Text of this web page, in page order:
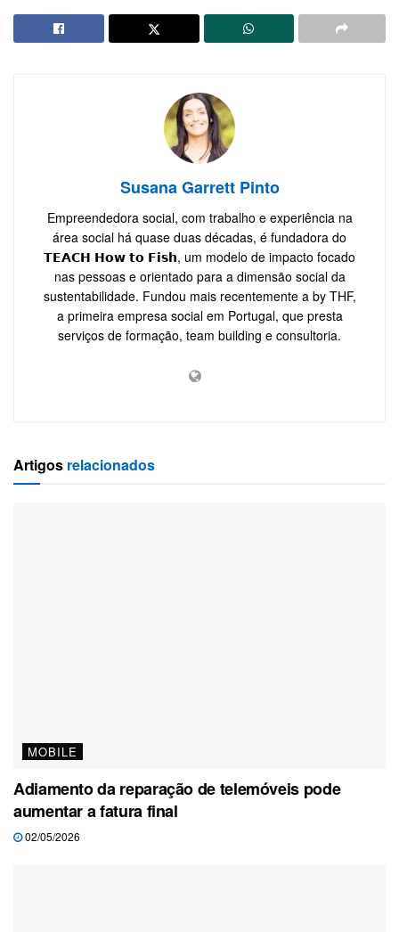
Susana Garrett Pinto
Empreendedora social, com trabalho e experiência na
área social há quase duas décadas, é fundadora do
𝗧𝗘𝗔𝗖𝗛 𝗛𝗼𝘄 𝘁𝗼 𝗙𝗶𝘀𝗵, um modelo de impacto focado
nas pessoas e orientado para a dimensão social da
sustentabilidade. Fundou mais recentemente a by THF,
a primeira empresa social em Portugal, que presta
serviços de formação, team building e consultoria.
Artigos relacionados
MOBILE
Adiamento da reparação de telemóveis pode
aumentar a fatura final
02/05/2026